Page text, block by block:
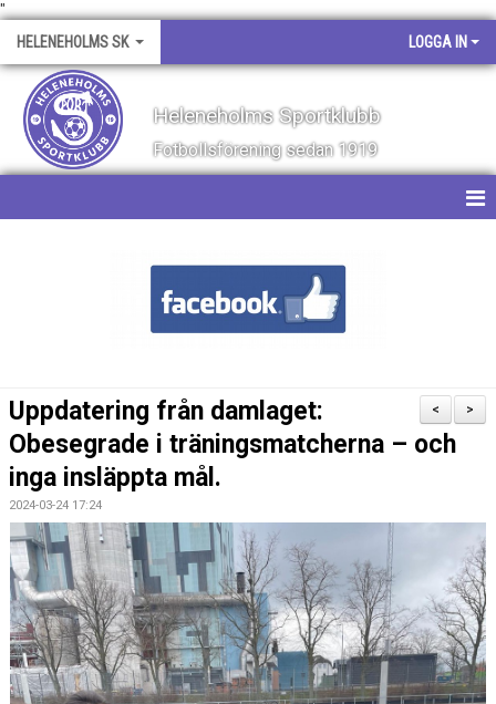
"
HELENEHOLMS SK LOGGA IN
Heleneholms Sportklubb
Fotbollsförening sedan 1919
MATCHER
KONTAKT
DOKUMENT
AVGIFTER
>
<
Uppdatering från damlaget:
Obesegrade i träningsmatcherna – och
inga insläppta mål.
2024-03-24 17:24